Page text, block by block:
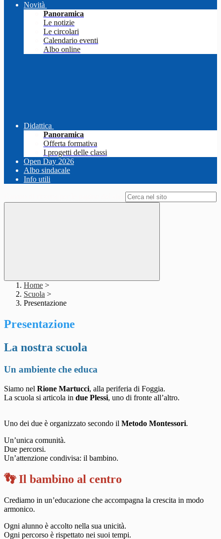
Novità
Panoramica
Le notizie
Le circolari
Calendario eventi
Albo online
Didattica
Panoramica
Offerta formativa
I progetti delle classi
Open Day 2026
Albo sindacale
Info utili
Home >
Scuola >
Presentazione
Presentazione
La nostra scuola
Un ambiente che educa
Siamo nel Rione Martucci, alla periferia di Foggia.
La scuola si articola in due Plessi, uno di fronte all’altro.
Uno dei due è organizzato secondo il Metodo Montessori.
Un’unica comunità.
Due percorsi.
Un’attenzione condivisa: il bambino.
👣 Il bambino al centro
Crediamo in un’educazione che accompagna la crescita in modo
armonico.
Ogni alunno è accolto nella sua unicità.
Ogni percorso è rispettato nei suoi tempi.